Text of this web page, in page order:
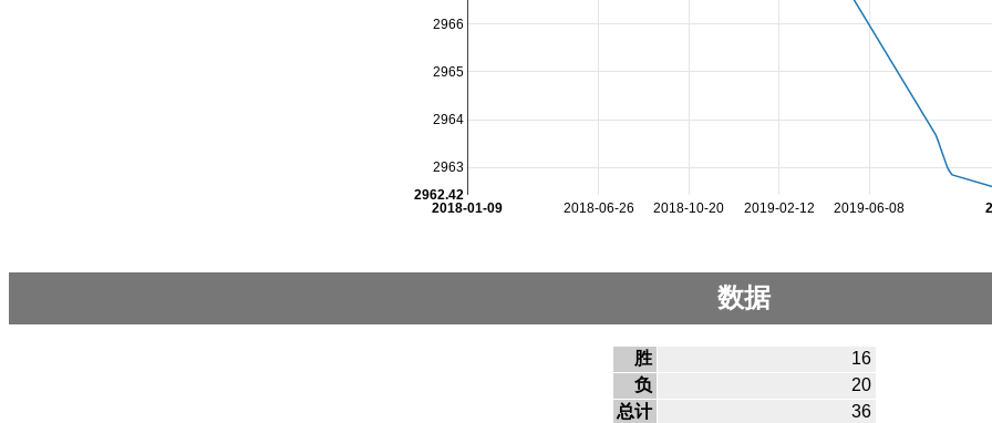
2018-06-26 2018-10-20 2019-02-12 2019-06-08
2018-01-09
2963
2964
2965
2966
2962.42
数据
胜
16
负
20
总计
36